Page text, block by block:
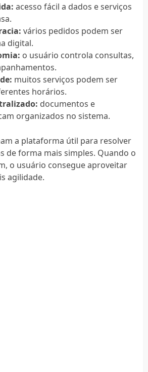
acesso fácil a dados e serviços
vários pedidos podem ser
digital.
o usuário controla consultas,
muitos serviços podem ser
horários.
documentos e
organizados no sistema.
a plataforma útil para resolver
de forma mais simples. Quando o
o usuário consegue aproveitar
agilidade.